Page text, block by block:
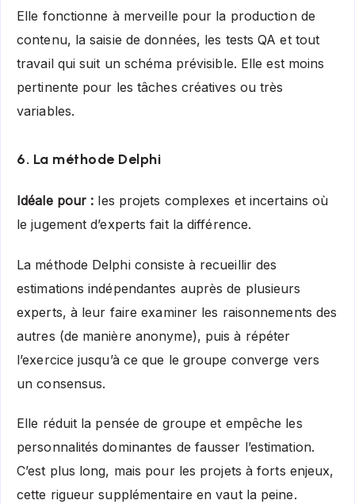
Elle fonctionne à merveille pour la production de
contenu, la saisie de données, les tests QA et tout
travail qui suit un schéma prévisible. Elle est moins
pertinente pour les tâches créatives ou très
variables.
6. La méthode Delphi
Idéale pour : les projets complexes et incertains où
le jugement d’experts fait la différence.
La méthode Delphi consiste à recueillir des
estimations indépendantes auprès de plusieurs
experts, à leur faire examiner les raisonnements des
autres (de manière anonyme), puis à répéter
l’exercice jusqu’à ce que le groupe converge vers
un consensus.
Elle réduit la pensée de groupe et empêche les
personnalités dominantes de fausser l’estimation.
C’est plus long, mais pour les projets à forts enjeux,
cette rigueur supplémentaire en vaut la peine.